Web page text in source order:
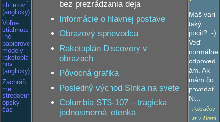
ch letov
(anglicky)
Voľne
stiahnute
ľné
papierové
modely
raketoplá
nov
(anglicky)
Zachráň
me
stredoeur
ópsky
čas
bez prezrádzania deja
Informácie o hlavnej postave
Obrazový sprievodca
Raketoplán Discovery v
obrazoch
Pôvodná grafika
Posledný východ Slnka na svete
Columbia STS-107 – tragická
jednosmerná letenka
Máš vari
taký
pocit? :-)
Veď
normálne
odpoved
ám. Ak
mám čo
povedať.
Ni...
Pokračov
ať v čítaní